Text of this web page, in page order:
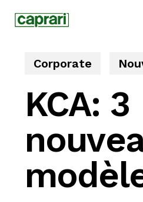
Corporate
KCA: 3